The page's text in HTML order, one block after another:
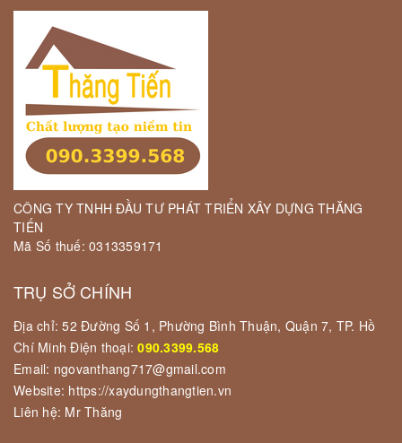
CÔNG TY TNHH ĐẦU TƯ PHÁT TRIỂN XÂY DỰNG THĂNG
TIẾN
Mã Số thuế: 0313359171
TRỤ SỞ CHÍNH
Địa chỉ: 52 Đường Số 1, Phường Bình Thuận, Quận 7, TP. Hồ
Chí Minh Điện thoại:090.3399.568
Email: ngovanthang717@gmail.com
Website: https://xaydungthangtien.vn
Liên hệ: Mr Thăng